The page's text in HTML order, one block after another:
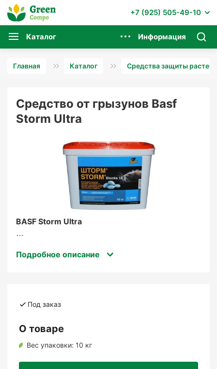
+7 (925) 505-49-10
Каталог Информация
Главная Каталог Средства защиты
Средство от грызунов Basf
Storm Ultra
BASF Storm Ultra
грызунами, представленное в форме приманки
различных условиях: жилых помещениях,
сельскохозяйственных объектах, а также на
Преимущества Storm Ultra
Подробное описание
Под заказ
О товаре
Вес упаковки: 10 кг